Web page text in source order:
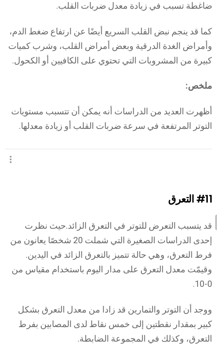
ضاغطة تسبب في زيادة معدل ضربات القلب.
كما قد ينجم نبض القلب السريع أيضًا عن ارتفاع ضغط الدم،
وأمراض الغدة الدرقية وبعض أمراض القلب، وشرب كميات
كبيرة من المشروبات التي تحتوي على الكافيين أو الكحول.
ملخص:
أظهرت العديد من الدراسات أنه يمكن أن تتسبب مستويات
التوتر المرتفعة في سرعة ضربات القلب أو زيادة معدلها.
#11 التعرق
قد يتسبب التعرض للتوتر في التعرق الزائد.حيث نظرت
إحدى الدراسات الصغيرة التي شملت 20 شخصًا يعانون من
فرط التعرق، وهي حالة تتميز بالتعرق الزائد في اليدين.
وقيمّت معدل التعرق على مدار اليوم باستخدام مقياس من
0-10.
ووجد أن التوتر والتمارين قد زادا من معدل التعرق بشكل
كبير بمقدار نقطتين إلى خمس نقاط لدى المصابين بفرط
التعرق، وكذلك في المجموعة الضابطة.